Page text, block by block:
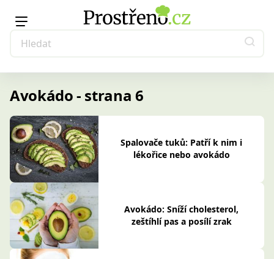
Avokádo - strana 6
Spalovače tuků: Patří k nim i
lékořice nebo avokádo
Avokádo: Sníží cholesterol,
zeštíhlí pas a posílí zrak